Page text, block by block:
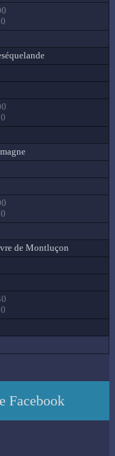
de Montluçon
Facebook